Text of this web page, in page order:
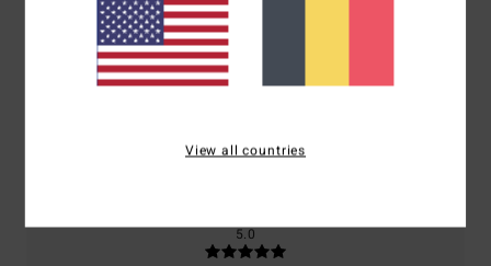
Confort
5.0
Trop grand
5.0
View all countries